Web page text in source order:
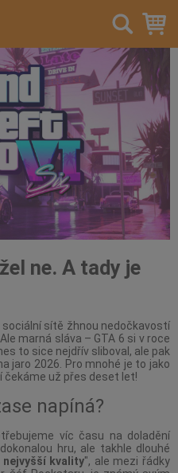
ne. A tady je
sítě žhnou nedočkavostí
marná sláva – GTA 6 si v roce
to sice nejdřív sliboval, ale pak
jaro 2026. Pro mnohé je to jako
čekáme už přes deset let!
napíná?
víc času na doladění
hru, ale takhle dlouhé
kvality", ale mezi řádky